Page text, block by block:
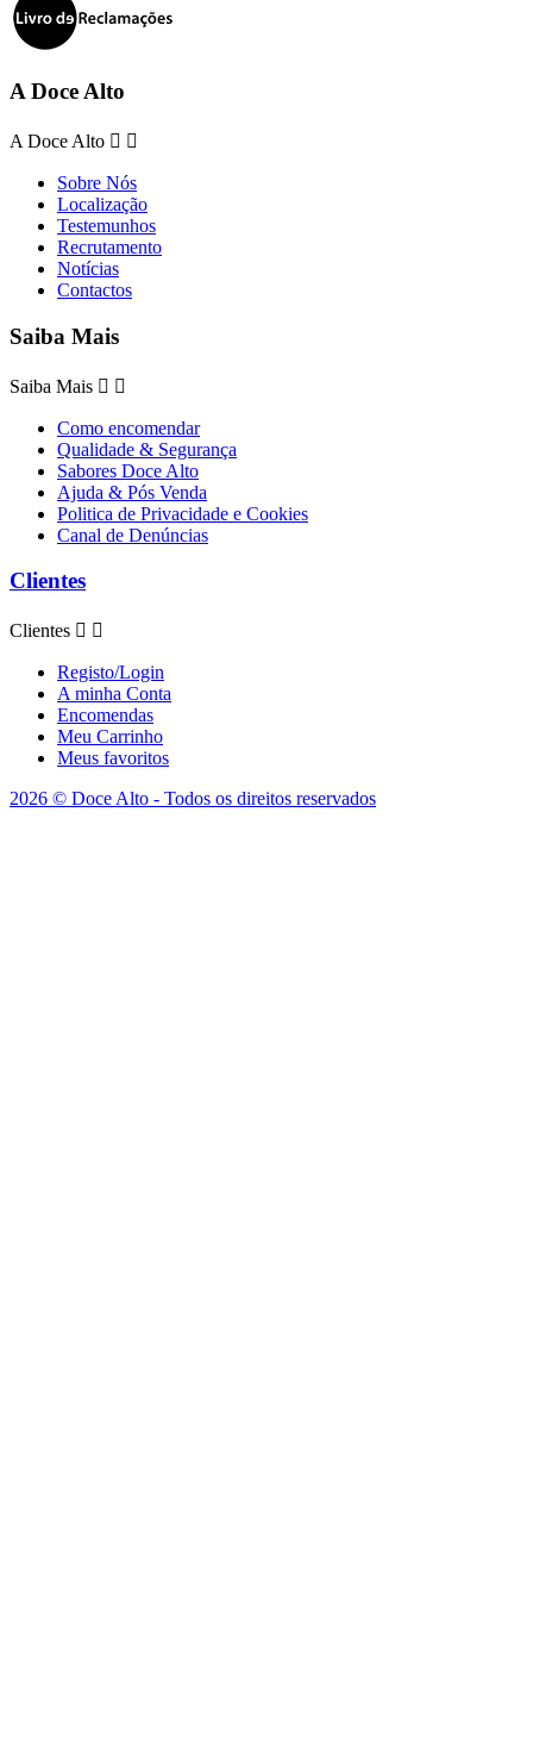
A Doce Alto
A Doce Alto  
Sobre Nós
Localização
Testemunhos
Recrutamento
Notícias
Contactos
Saiba Mais
Saiba Mais  
Como encomendar
Qualidade & Segurança
Sabores Doce Alto
Ajuda & Pós Venda
Politica de Privacidade e Cookies
Canal de Denúncias
Clientes
Clientes  
Registo/Login
A minha Conta
Encomendas
Meu Carrinho
Meus favoritos
2026 © Doce Alto - Todos os direitos reservados